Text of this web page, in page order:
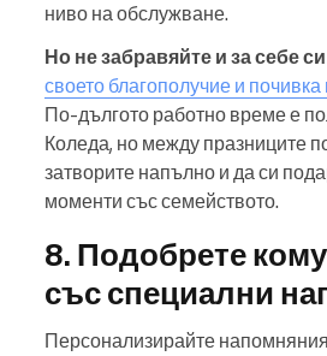
ниво на обслужване.
Но не забравяйте и за себе
своето благополучие и
По-дългото работно време е
Коледа, но между празниците
затворите напълно и да си
моменти със семейството.
8. Подобрете
със специални
Персонализирайте